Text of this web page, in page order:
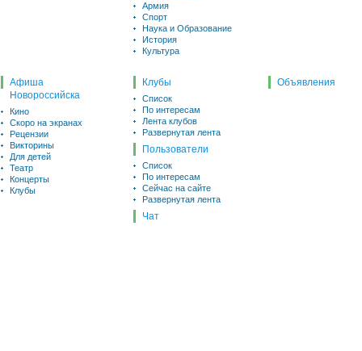
Армия
Спорт
Наука и Образование
История
Культура
Афиша
Новороссийска
Кино
Скоро на экранах
Рецензии
Викторины
Для детей
Театр
Концерты
Клубы
Клубы
Список
По интересам
Лента клубов
Развернутая лента
Пользователи
Список
По интересам
Сейчас на сайте
Развернутая лента
Чат
Объявления